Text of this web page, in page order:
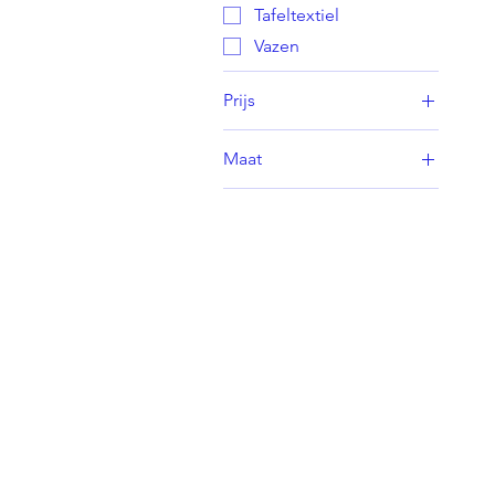
Tafeltextiel
Vazen
Prijs
€ 7 € 63
Maat
Large